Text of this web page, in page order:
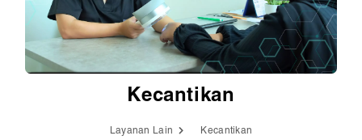
Kecantikan
Layanan Lain Kecantikan